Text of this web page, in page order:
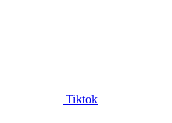
Tiktok